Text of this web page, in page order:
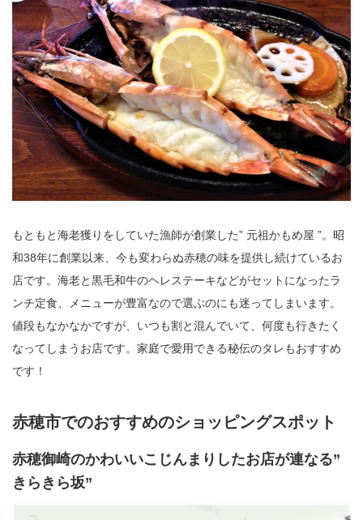
もともと海老獲りをしていた漁師が創業した” 元祖かもめ屋 ”。昭
和38年に創業以来、今も変わらぬ赤穂の味を提供し続けているお
店です。海老と黒毛和牛のヘレステーキなどがセットになったラ
ンチ定食、メニューが豊富なので選ぶのにも迷ってしまいます。
値段もなかなかですが、いつも割と混んでいて、何度も行きたく
なってしまうお店です。家庭で愛用できる秘伝のタレもおすすめ
です！
赤穂市でのおすすめのショッピングスポット
赤穂御崎のかわいいこじんまりしたお店が連なる”
きらきら坂”